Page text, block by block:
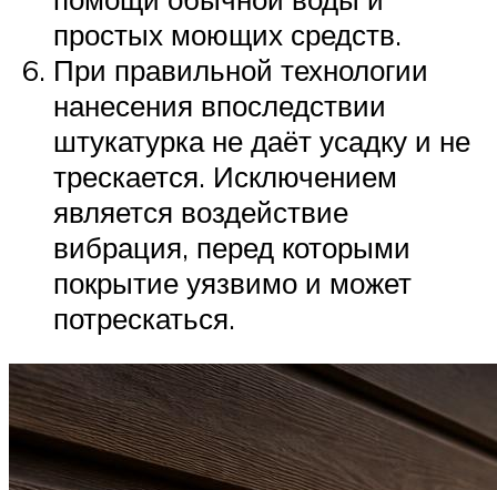
простых моющих средств.
При правильной технологии
нанесения впоследствии
штукатурка не даёт усадку и не
трескается. Исключением
является воздействие
вибрация, перед которыми
покрытие уязвимо и может
потрескаться.